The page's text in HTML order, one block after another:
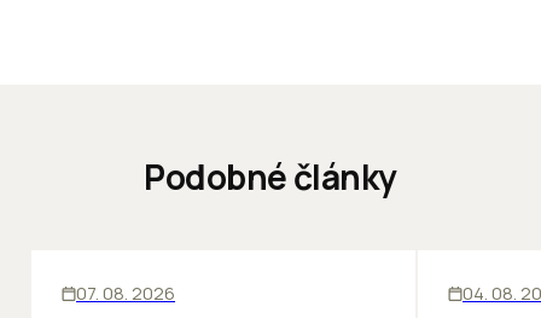
Podobné články
07. 08. 2026 04. 08.